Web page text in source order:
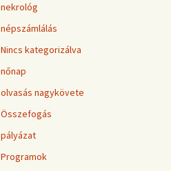
nekrológ
népszámlálás
Nincs kategorizálva
nőnap
olvasás nagykövete
Összefogás
pályázat
Programok